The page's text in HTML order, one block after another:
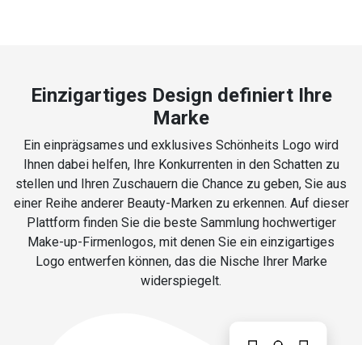
Einzigartiges Design definiert Ihre
Marke
Ein einprägsames und exklusives Schönheits Logo wird
Ihnen dabei helfen, Ihre Konkurrenten in den Schatten zu
stellen und Ihren Zuschauern die Chance zu geben, Sie aus
einer Reihe anderer Beauty-Marken zu erkennen. Auf dieser
Plattform finden Sie die beste Sammlung hochwertiger
Make-up-Firmenlogos, mit denen Sie ein einzigartiges
Logo entwerfen können, das die Nische Ihrer Marke
widerspiegelt.